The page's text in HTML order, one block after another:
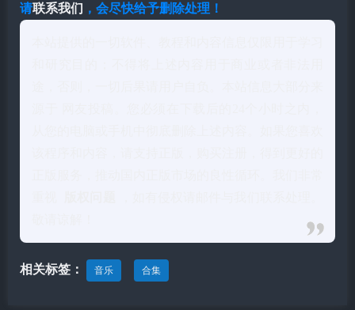
请联系我们 ，会尽快给予删除处理！
相关标签： 音乐 合集